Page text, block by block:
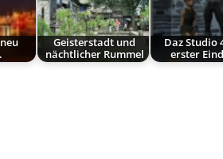
Geisterstadt und
nächtlicher Rummel
Daz Studio
erster